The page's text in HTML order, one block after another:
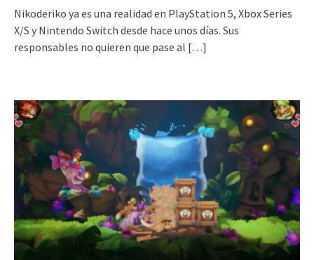
Nikoderiko ya es una realidad en PlayStation 5, Xbox Series
X/S y Nintendo Switch desde hace unos días. Sus
responsables no quieren que pase al […]